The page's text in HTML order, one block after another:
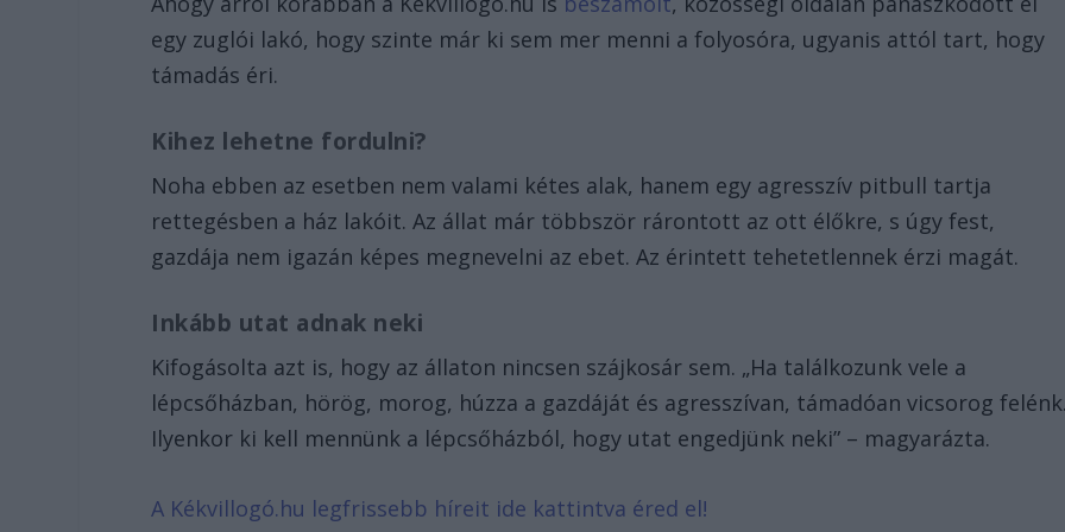
egy zuglói lakó, hogy szinte már ki sem mer menni a folyosóra, ugyanis attól tart, hogy
támadás éri.
Kihez lehetne fordulni?
Noha ebben az esetben nem valami kétes alak, hanem egy agresszív pitbull tartja
rettegésben a ház lakóit. Az állat már többször rárontott az ott élőkre, s úgy fest,
gazdája nem igazán képes megnevelni az ebet. Az érintett tehetetlennek érzi magát.
Inkább utat adnak neki
Kifogásolta azt is, hogy az állaton nincsen szájkosár sem. „Ha találkozunk vele a
lépcsőházban, hörög, morog, húzza a gazdáját és agresszívan, támadóan vicsorog
Ilyenkor ki kell mennünk a lépcsőházból, hogy utat engedjünk neki” – magyarázta.
A Kékvillogó.hu legfrissebb híreit ide kattintva éred el!